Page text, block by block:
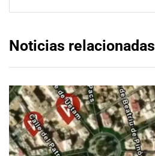
Noticias relacionadas